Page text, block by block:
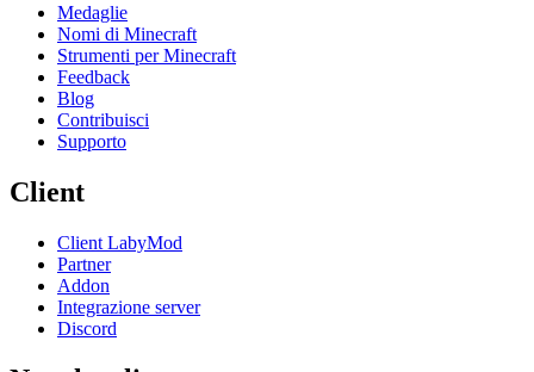
Medaglie
Nomi di Minecraft
Strumenti per Minecraft
Feedback
Blog
Contribuisci
Supporto
Client
Client LabyMod
Partner
Addon
Integrazione server
Discord